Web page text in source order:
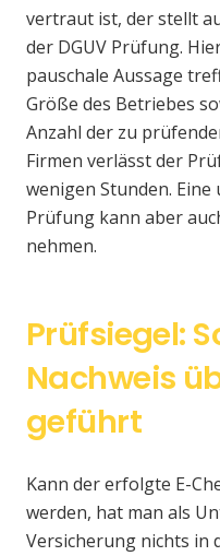
vertraut ist, der stellt
der DGUV Prüfung.
pauschale Aussage
Größe des Betriebes
Anzahl der zu
Firmen verlässt der
wenigen Stunden. Eine
Prüfung kann aber
nehmen.
Prüfsiegel:
Nachweis
geführt
Kann der erfolgte E-
werden, hat man als
Versicherung nichts in